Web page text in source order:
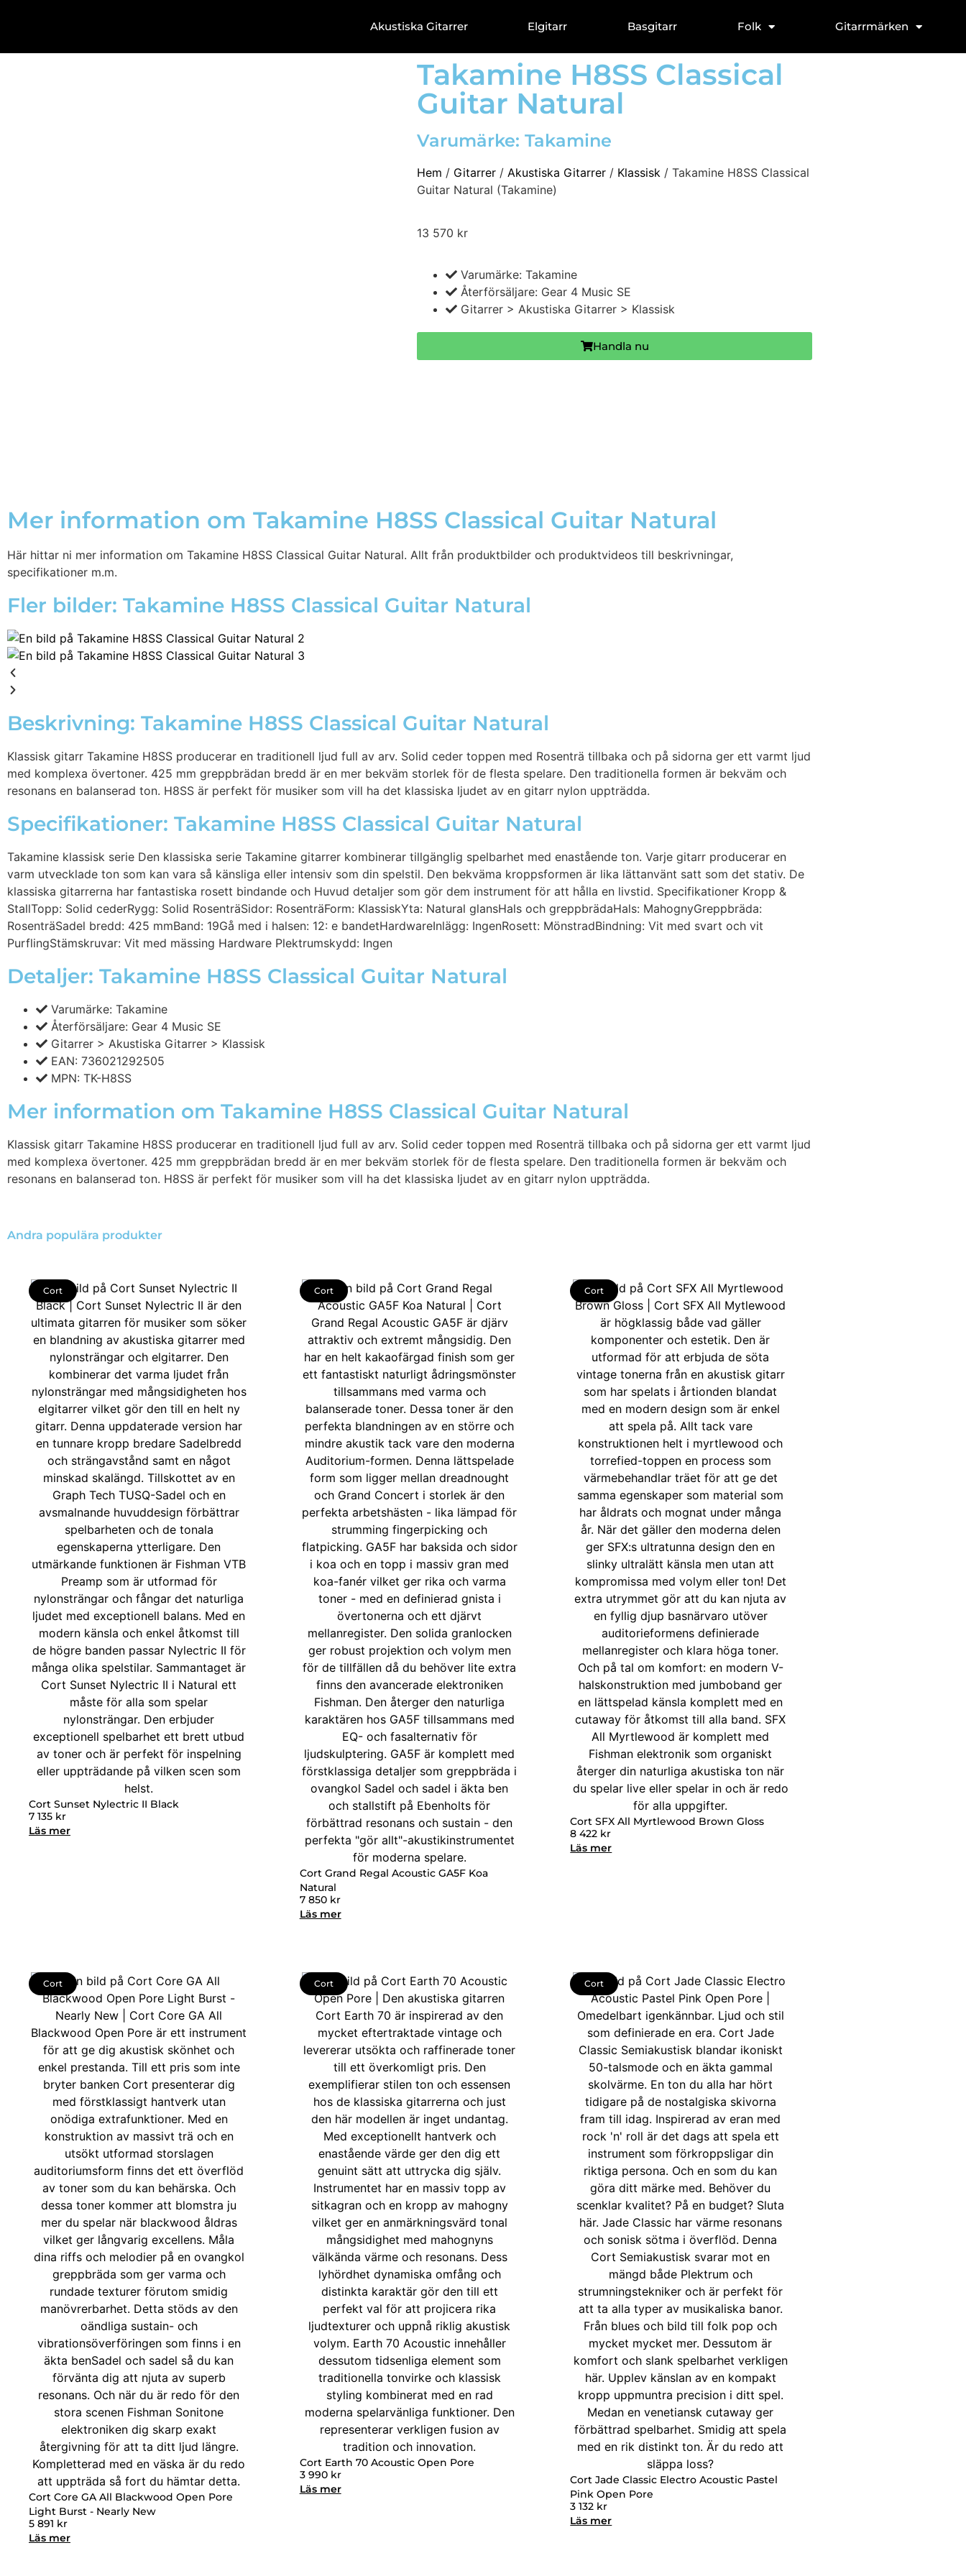
Akustiska Gitarrer Elgitarr Basgitarr Folk Gitarrmärken
Takamine H8SS Classical
Guitar Natural
Varumärke: Takamine
Hem / Gitarrer / Akustiska Gitarrer / Klassisk / Takamine H8SS Classical
Guitar Natural (Takamine)
13 570 kr
Varumärke: Takamine
Återförsäljare: Gear 4 Music SE
Gitarrer > Akustiska Gitarrer > Klassisk
Handla nu
Mer information om Takamine H8SS Classical Guitar Natural
Här hittar ni mer information om Takamine H8SS Classical Guitar Natural. Allt från produktbilder och produktvideos till beskrivningar,
specifikationer m.m.
Fler bilder: Takamine H8SS Classical Guitar Natural
Beskrivning: Takamine H8SS Classical Guitar Natural
Klassisk gitarr Takamine H8SS producerar en traditionell ljud full av arv. Solid ceder toppen med Rosenträ tillbaka och på sidorna ger ett varmt ljud
med komplexa övertoner. 425 mm greppbrädan bredd är en mer bekväm storlek för de flesta spelare. Den traditionella formen är bekväm och
resonans en balanserad ton. H8SS är perfekt för musiker som vill ha det klassiska ljudet av en gitarr nylon uppträdda.
Specifikationer: Takamine H8SS Classical Guitar Natural
Takamine klassisk serie Den klassiska serie Takamine gitarrer kombinerar tillgänglig spelbarhet med enastående ton. Varje gitarr producerar en
varm utvecklade ton som kan vara så känsliga eller intensiv som din spelstil. Den bekväma kroppsformen är lika lättanvänt satt som det stativ. De
klassiska gitarrerna har fantastiska rosett bindande och Huvud detaljer som gör dem instrument för att hålla en livstid. Specifikationer Kropp &
StallTopp: Solid cederRygg: Solid RosenträSidor: RosenträForm: KlassiskYta: Natural glansHals och greppbrädaHals: MahognyGreppbräda:
RosenträSadel bredd: 425 mmBand: 19Gå med i halsen: 12: e bandetHardwareInlägg: IngenRosett: MönstradBindning: Vit med svart och vit
PurflingStämskruvar: Vit med mässing Hardware Plektrumskydd: Ingen
Detaljer: Takamine H8SS Classical Guitar Natural
Varumärke: Takamine
Återförsäljare: Gear 4 Music SE
Gitarrer > Akustiska Gitarrer > Klassisk
EAN: 736021292505
MPN: TK-H8SS
Mer information om Takamine H8SS Classical Guitar Natural
Klassisk gitarr Takamine H8SS producerar en traditionell ljud full av arv. Solid ceder toppen med Rosenträ tillbaka och på sidorna ger ett varmt ljud
med komplexa övertoner. 425 mm greppbrädan bredd är en mer bekväm storlek för de flesta spelare. Den traditionella formen är bekväm och
resonans en balanserad ton. H8SS är perfekt för musiker som vill ha det klassiska ljudet av en gitarr nylon uppträdda.
Andra populära produkter
Cort
Cort Sunset Nylectric II Black
7 135 kr
Läs mer
Cort
Cort Grand Regal Acoustic GA5F Koa
Natural
7 850 kr
Läs mer
Cort
Cort SFX All Myrtlewood Brown Gloss
8 422 kr
Läs mer
Cort
Cort Core GA All Blackwood Open Pore
Light Burst - Nearly New
5 891 kr
Läs mer
Cort
Cort Earth 70 Acoustic Open Pore
3 990 kr
Läs mer
Cort
Cort Jade Classic Electro Acoustic Pastel
Pink Open Pore
3 132 kr
Läs mer